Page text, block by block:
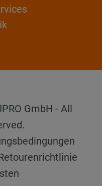
GmbH - All